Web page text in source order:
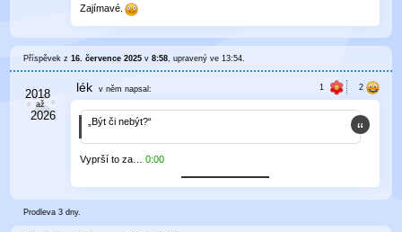
Zajímavé.
Příspěvek z16. července 2025 v8:58, upravený ve13:54.
lék v něm napsal:
„Být či nebýt?“
Vyprší to za…0:00
Prodleva 3 dny.